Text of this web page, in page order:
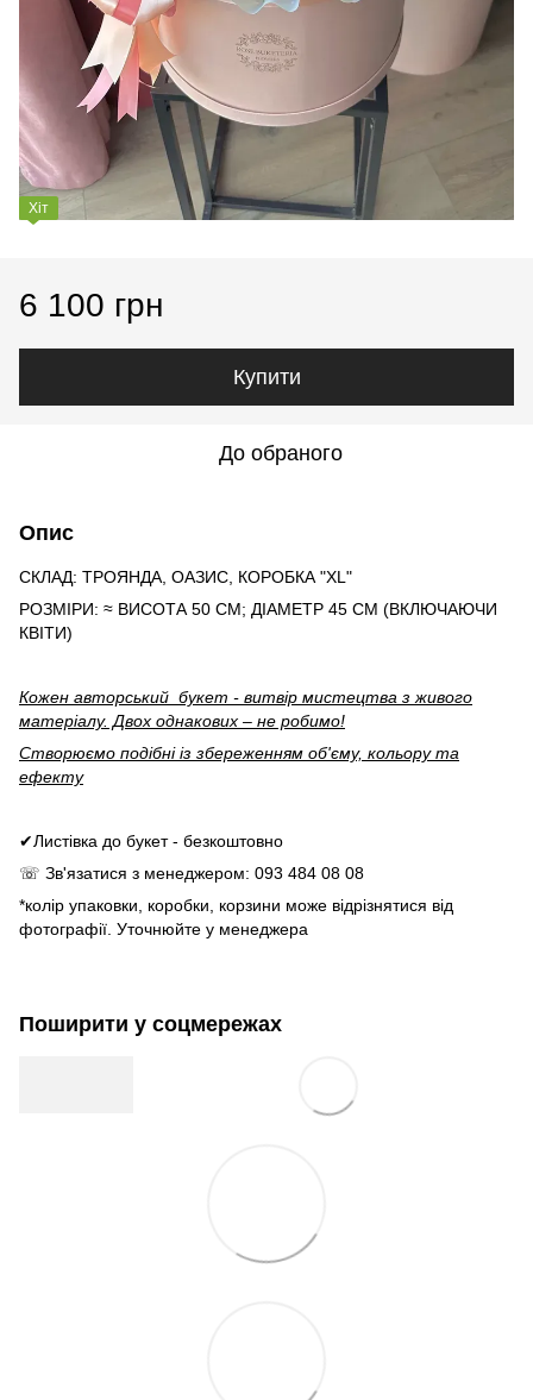
Хіт
6 100 грн
Купити
До обраного
Опис
CКЛАД: ТРОЯНДА, ОАЗИС, КОРОБКА "XL"
РОЗМІРИ: ≈ ВИСОТА 50 СМ; ДІАМЕТР 45 СМ (ВКЛЮЧАЮЧИ
КВІТИ)
Кожен авторський букет - витвір мистецтва з живого
матеріалу. Двох однакових – не робимо!
Створюємо подібні із збереженням об'єму, кольору та
ефекту
✔Листівка до букет - безкоштовно
☏ Зв'язатися з менеджером: 093 484 08 08
*колір упаковки, коробки, корзини може відрізнятися від
фотографії. Уточнюйте у менеджера
Поширити у соцмережах